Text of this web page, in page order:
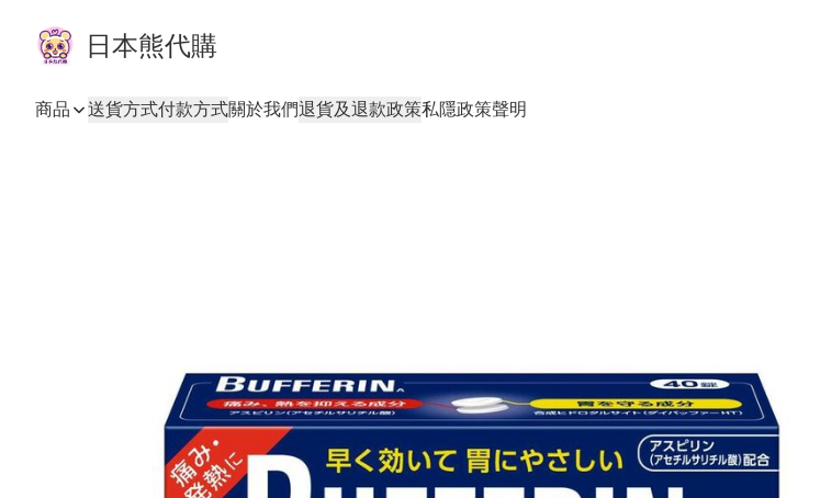
日本熊代購
商品 送貨方式付款方式關於我們退貨及退款政策私隱政策聲明